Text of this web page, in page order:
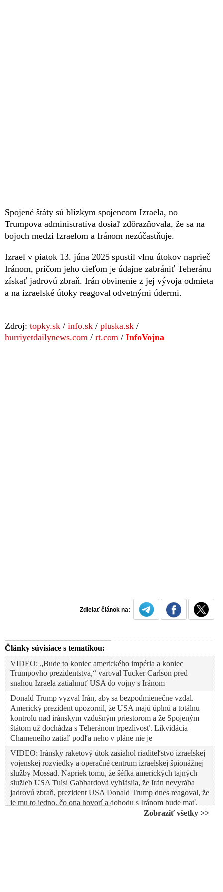
Spojené štáty sú blízkym spojencom Izraela, no
Trumpova administratíva dosiaľ zdôrazňovala, že sa na
bojoch medzi Izraelom a Iránom nezúčastňuje.
Izrael v piatok 13. júna 2025 spustil vlnu útokov naprieč
Iránom, pričom jeho cieľom je údajne zabrániť Teheránu
získať jadrovú zbraň. Irán obvinenie z jej vývoja odmieta
a na izraelské útoky reagoval odvetnými údermi.
Zdroj: topky.sk / info.sk / pluska.sk /
hurriyetdailynews.com / rt.com / InfoVojna
Zdielať článok na:
Články súvisiace s tematikou:
VIDEO: „Bude to koniec amerického impéria a koniec
Trumpovho prezidentstva,“ varoval Tucker Carlson pred
snahou Izraela zatiahnuť USA do vojny s Iránom
Donald Trump vyzval Irán, aby sa bezpodmienečne vzdal.
Americký prezident upozornil, že USA majú úplnú a totálnu
kontrolu nad iránskym vzdušným priestorom a že Spojeným
štátom už dochádza s Teheránom trpezlivosť. Likvidácia
Chameneího zatiaľ podľa neho v pláne nie je
VIDEO: Iránsky raketový útok zasiahol riaditeľstvo izraelskej
vojenskej rozviedky a operačné centrum izraelskej špionážnej
služby Mossad. Napriek tomu, že šéfka amerických tajných
služieb USA Tulsi Gabbardová vyhlásila, že Irán nevyrába
jadrovú zbraň, prezident USA Donald Trump dnes reagoval, že
je mu to jedno, čo ona hovorí a dohodu s Iránom bude mať.
Šéf Bieleho domu medzitým zaútočil aj na moderátora Tuckera
Zobraziť všetky >>